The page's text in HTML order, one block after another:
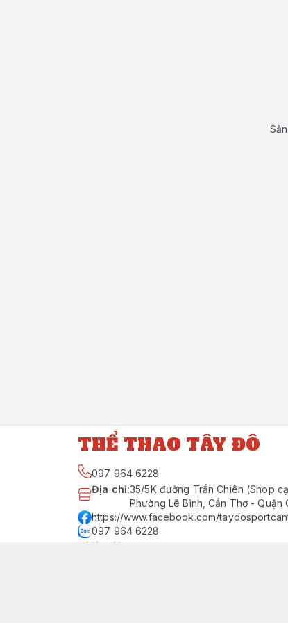
THỂ THAO TÂY ĐÔ
097 964 6228
Địa chỉ:35/5K đường Trần Chiên (Shop
Phường Lê Bình, Cần Thơ - Quận
https://www.facebook.com/
097 964 6228
Giới thiệu